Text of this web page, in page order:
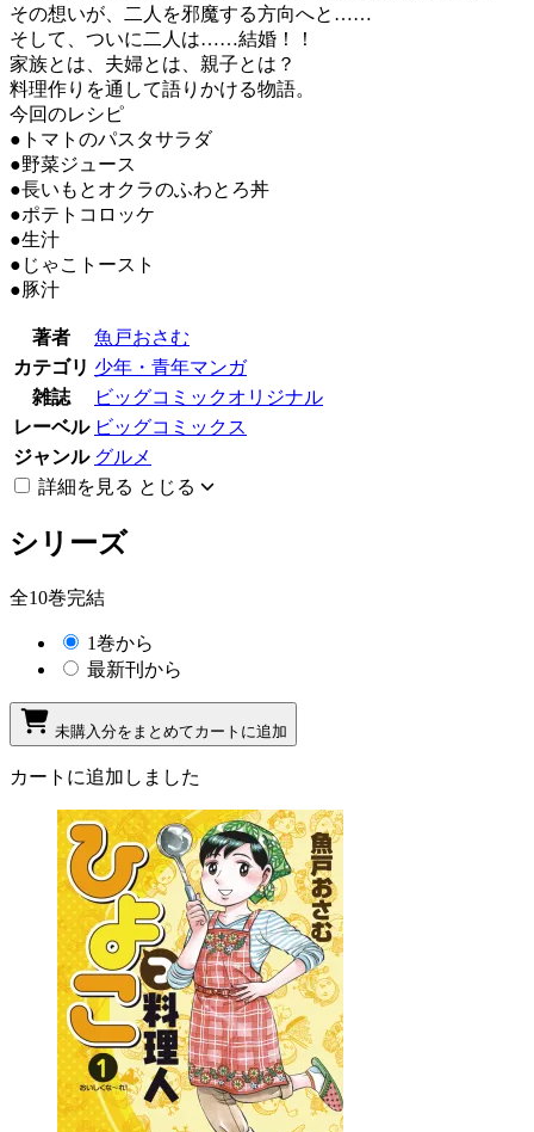
その想いが、二人を邪魔する方向へと……
そして、ついに二人は……結婚！！
家族とは、夫婦とは、親子とは？
料理作りを通して語りかける物語。
今回のレシピ
●トマトのパスタサラダ
●野菜ジュース
●長いもとオクラのふわとろ丼
●ポテトコロッケ
●生汁
●じゃこトースト
●豚汁
著者
魚戸おさむ
カテゴリ 少年・青年マンガ
雑誌
ビッグコミックオリジナル
レーベル ビッグコミックス
ジャンル グルメ
詳細を見る とじる
シリーズ
全10巻完結
1巻から
最新刊から
未購入分をまとめてカートに追加
カートに追加しました